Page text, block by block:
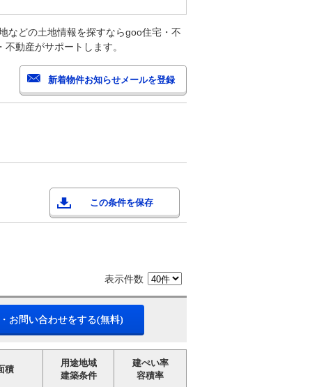
などの土地情報を探すならgoo住宅・不
動産がサポートします。
この条件を保存
表示件数
お問い合わせをする(無料)
積
用途地域
建築条件
建ぺい率
容積率